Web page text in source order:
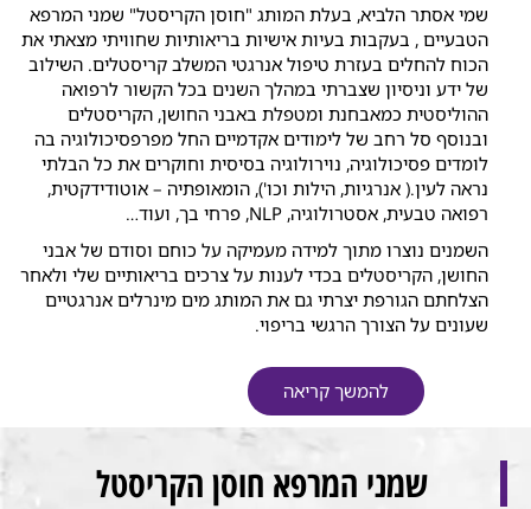
שמי אסתר הלביא, בעלת המותג "חוסן הקריסטל" שמני המרפא
הטבעיים , בעקבות בעיות אישיות בריאותיות שחוויתי מצאתי את
הכוח להחלים בעזרת טיפול אנרגטי המשלב קריסטלים. השילוב
של ידע וניסיון שצברתי במהלך השנים בכל הקשור לרפואה
ההוליסטית כמאבחנת ומטפלת באבני החושן, הקריסטלים
ובנוסף סל רחב של לימודים אקדמיים החל מפרפסיכולוגיה בה
לומדים פסיכולוגיה, נוירולוגיה בסיסית וחוקרים את כל הבלתי
נראה לעין.( אנרגיות, הילות וכו'), הומאופתיה – אוטודידקטית,
רפואה טבעית, אסטרולוגיה, NLP, פרחי בך, ועוד…
השמנים נוצרו מתוך למידה מעמיקה על כוחם וסודם של אבני
החושן, הקריסטלים בכדי לענות על צרכים בריאותיים שלי ולאחר
הצלחתם הגורפת יצרתי גם את המותג מים מינרלים אנרגטיים
שעונים על הצורך הרגשי בריפוי.
להמשך קריאה
שמני המרפא חוסן הקריסטל